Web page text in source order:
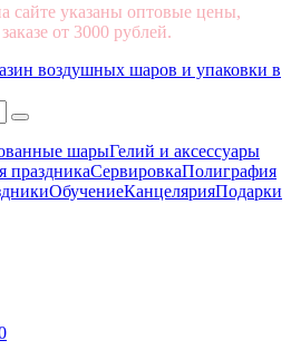
сайте указаны оптовые цены,
от 3000 рублей.
шарыГелий и аксессуары
праздникаСервировкаПолиграфия
ОбучениеКанцелярияПодарки